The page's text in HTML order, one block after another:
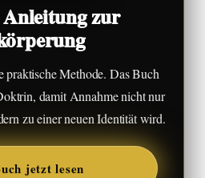
zur
praktische Methode. Das Buch
damit Annahme nicht nur
zu einer neuen Identität wird.
jetzt lesen